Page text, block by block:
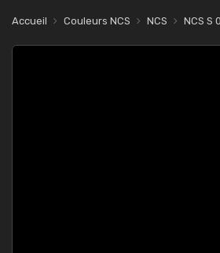
Accueil Couleurs NCS NCS NCS S